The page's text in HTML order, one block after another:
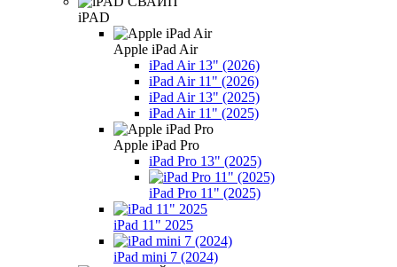
iPAD
Apple iPad Air
iPad Air 13" (2026)
iPad Air 11" (2026)
iPad Air 13" (2025)
iPad Air 11" (2025)
Apple iPad Pro
iPad Pro 13" (2025)
iPad Pro 11" (2025)
iPad 11" 2025
iPad mini 7 (2024)